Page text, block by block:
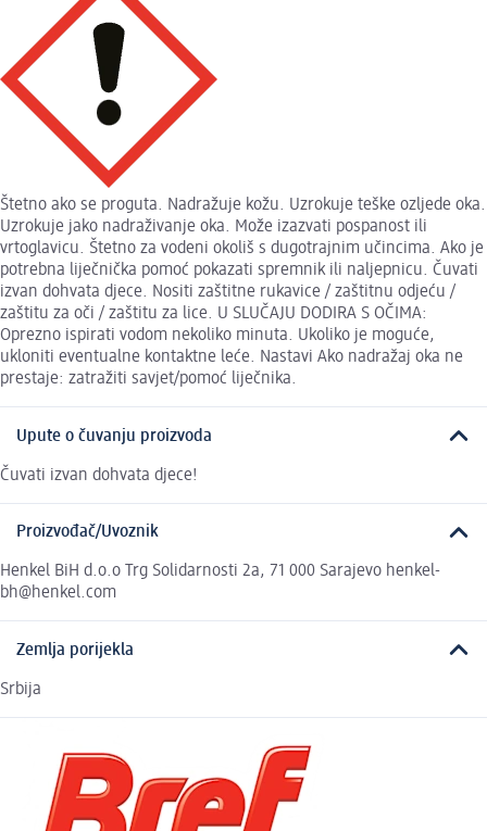
Štetno ako se proguta. Nadražuje kožu. Uzrokuje teške ozljede oka.
Uzrokuje jako nadraživanje oka. Može izazvati pospanost ili
vrtoglavicu. Štetno za vodeni okoliš s dugotrajnim učincima. Ako je
potrebna liječnička pomoć pokazati spremnik ili naljepnicu. Čuvati
izvan dohvata djece. Nositi zaštitne rukavice / zaštitnu odjeću /
zaštitu za oči / zaštitu za lice. U SLUČAJU DODIRA S OČIMA:
Oprezno ispirati vodom nekoliko minuta. Ukoliko je moguće,
ukloniti eventualne kontaktne leće. Nastavi Ako nadražaj oka ne
prestaje: zatražiti savjet/pomoć liječnika.
Upute o čuvanju proizvoda
Čuvati izvan dohvata djece!
Proizvođač/Uvoznik
Henkel BiH d.o.o Trg Solidarnosti 2a, 71 000 Sarajevo henkel-
bh@henkel.com
Zemlja porijekla
Srbija